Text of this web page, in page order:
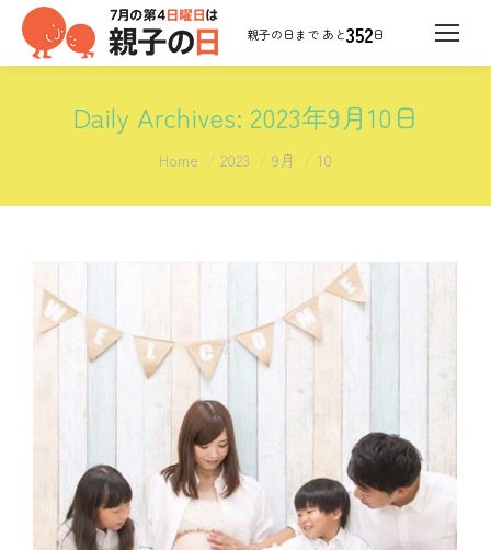
352日
Daily Archives: 2023年9月10日
You are here:
Home 2023 9月 10